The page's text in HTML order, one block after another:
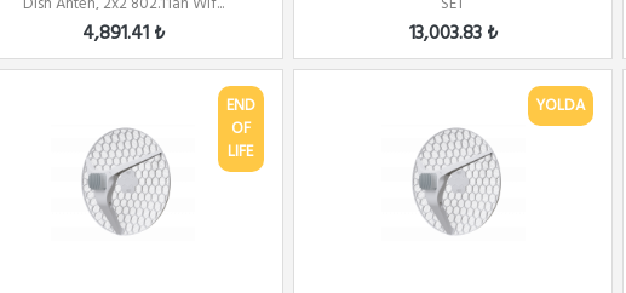
4,891.41 ₺ 13,003.83 ₺
END
OF
LIFE
YOLDA